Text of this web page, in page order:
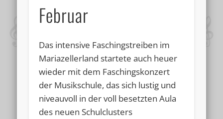
Februar
Das intensive Faschingstreiben im
Mariazellerland startete auch heuer
wieder mit dem Faschingskonzert
der Musikschule, das sich lustig und
niveauvoll in der voll besetzten Aula
des neuen Schulclusters